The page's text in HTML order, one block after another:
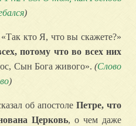
)
кто Я, что вы скажете?»
потому что во всех них
Сын Бога живого».(Слово
)
об апостоле Петре, что
Церковь, о чем даже